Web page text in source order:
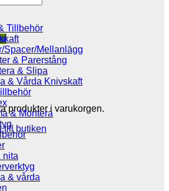
produkter i varukorgen.
till butiken
Tillbehör
Spacer/Mellanlägg
& Parerstång
& Slipa
& Vårda Knivskaft
& Montera
nita
& vårda